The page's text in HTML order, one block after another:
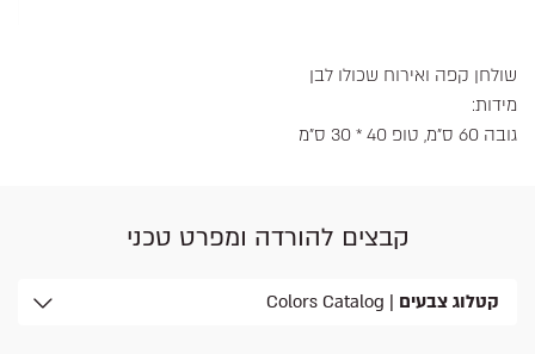
שולחן קפה ואירוח שכולו לבן
מידות:
גובה 60 ס"מ, טופ 40 * 30 ס"מ
קבצים להורדה ומפרט טכני
קטלוג צבעים | Colors Catalog